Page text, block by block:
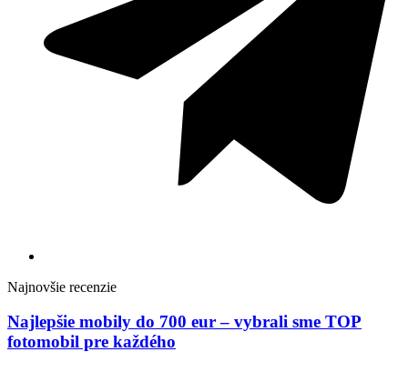
Najnovšie recenzie
Najlepšie mobily do 700 eur – vybrali sme TOP
fotomobil pre každého